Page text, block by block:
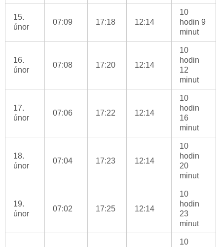
15.
únor
07:09 17:18 12:14
10
hodin 9
minut
16.
únor
07:08 17:20 12:14
10
hodin
12
minut
17.
únor
07:06 17:22 12:14
10
hodin
16
minut
18.
únor
07:04 17:23 12:14
10
hodin
20
minut
19.
únor
07:02 17:25 12:14
10
hodin
23
minut
10